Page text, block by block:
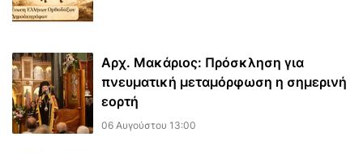
Αρχ. Μακάριος: Πρόσκληση για
πνευματική μεταμόρφωση η σημερινή
εορτή
06 Αυγούστου 13:00